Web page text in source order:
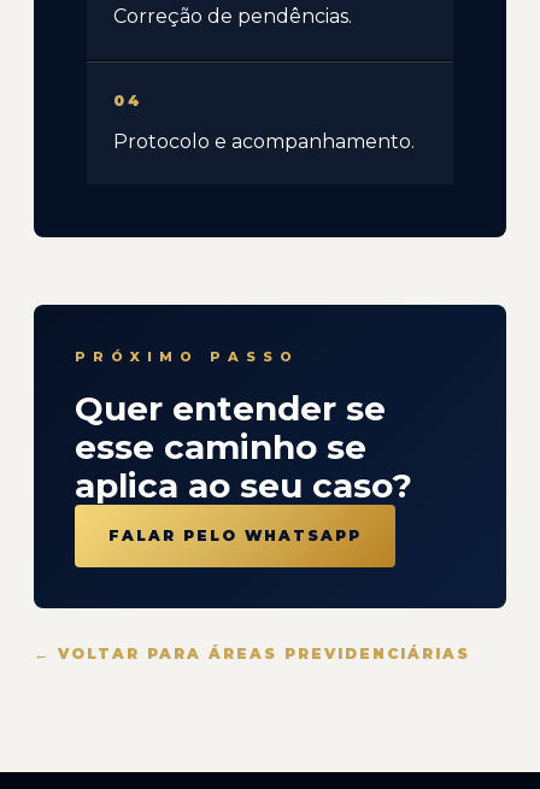
Correção de pendências.
04
Protocolo e acompanhamento.
PRÓXIMO PASSO
Quer entender se
esse caminho se
aplica ao seu caso?
FALAR PELO WHATSAPP
← VOLTAR PARA ÁREAS PREVIDENCIÁRIAS